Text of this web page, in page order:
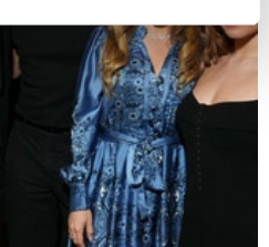
(Fingerprinting) identifizieren
wie Ihre persönlichen Daten
Sie Ihre Präferenzen im
Inhalte und Anzeigen zu
für soziale Medien anbieten
auf unsere Website zu